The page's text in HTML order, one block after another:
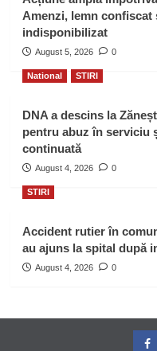
Amenzi, lemn confiscat
indisponibilizat
August 5, 2026 0
National STIRI
DNA a descins la
pentru abuz în serviciu
continuată
August 4, 2026 0
STIRI
Accident rutier în
au ajuns la spital după
August 4, 2026 0